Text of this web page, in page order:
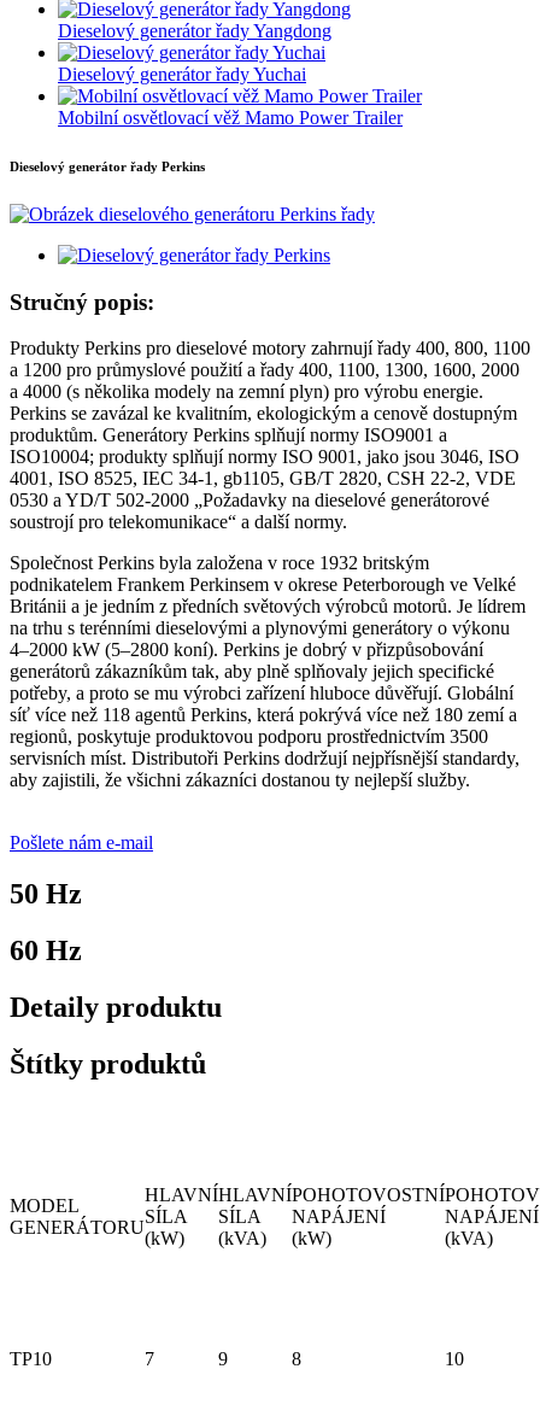
Dieselový generátor řady Yangdong
Dieselový generátor řady Yuchai
Mobilní osvětlovací věž Mamo Power Trailer
Dieselový generátor řady Perkins
Stručný popis:
Produkty Perkins pro dieselové motory zahrnují řady 400, 800, 1100
a 1200 pro průmyslové použití a řady 400, 1100, 1300, 1600, 2000
a 4000 (s několika modely na zemní plyn) pro výrobu energie.
Perkins se zavázal ke kvalitním, ekologickým a cenově dostupným
produktům. Generátory Perkins splňují normy ISO9001 a
ISO10004; produkty splňují normy ISO 9001, jako jsou 3046, ISO
4001, ISO 8525, IEC 34-1, gb1105, GB/T 2820, CSH 22-2, VDE
0530 a YD/T 502-2000 „Požadavky na dieselové generátorové
soustrojí pro telekomunikace“ a další normy.
Společnost Perkins byla založena v roce 1932 britským
podnikatelem Frankem Perkinsem v okrese Peterborough ve Velké
Británii a je jedním z předních světových výrobců motorů. Je lídrem
na trhu s terénními dieselovými a plynovými generátory o výkonu
4–2000 kW (5–2800 koní). Perkins je dobrý v přizpůsobování
generátorů zákazníkům tak, aby plně splňovaly jejich specifické
potřeby, a proto se mu výrobci zařízení hluboce důvěřují. Globální
síť více než 118 agentů Perkins, která pokrývá více než 180 zemí a
regionů, poskytuje produktovou podporu prostřednictvím 3500
servisních míst. Distributoři Perkins dodržují nejpřísnější standardy,
aby zajistili, že všichni zákazníci dostanou ty nejlepší služby.
Pošlete nám e-mail
50 Hz
60 Hz
Detaily produktu
Štítky produktů
MODEL
GENERÁTORU
HLAVNÍ
SÍLA
(kW)
HLAVNÍ
SÍLA
(kVA)
POHOTOVOSTNÍ
NAPÁJENÍ
(kW)
NAPÁJENÍ
(kVA)
TP10 7 9 8 10